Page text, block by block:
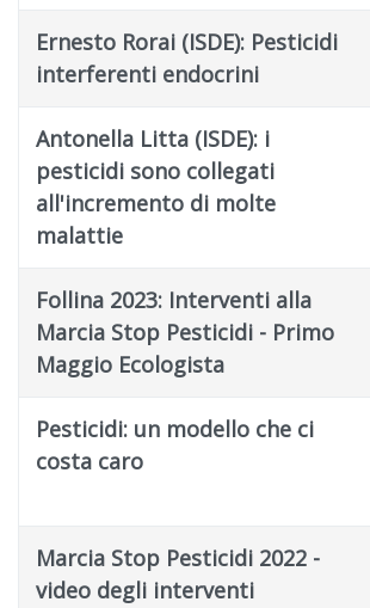
Ernesto Rorai (ISDE): Pesticidi
interferenti endocrini
Antonella Litta (ISDE): i
pesticidi sono collegati
all'incremento di molte
malattie
Follina 2023: Interventi alla
Marcia Stop Pesticidi - Primo
Maggio Ecologista
Pesticidi: un modello che ci
costa caro
Marcia Stop Pesticidi 2022 -
video degli interventi